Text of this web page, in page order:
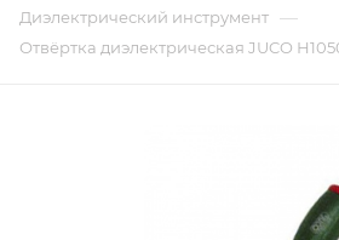
Диэлектрический инструмент —
Отвёртка диэлектрическая JUCO